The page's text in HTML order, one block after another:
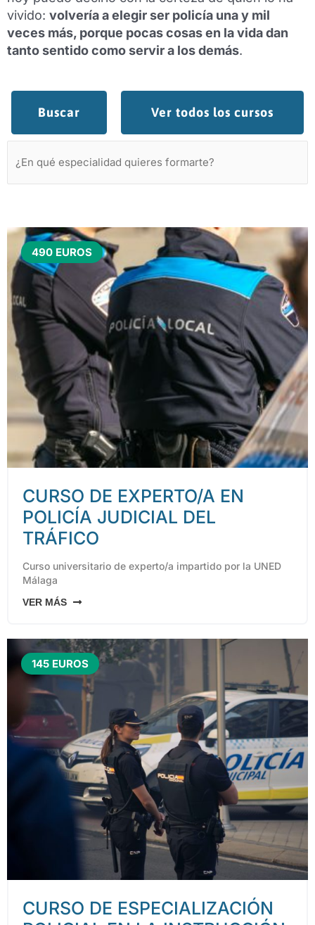
vivido: volvería a elegir ser policía una y mil
veces más, porque pocas cosas en la vida dan
tanto sentido como servir a los demás.
Buscar Ver todos los cursos
490 EUROS
CURSO DE EXPERTO/A EN
POLICÍA JUDICIAL DEL
TRÁFICO
Curso universitario de experto/a impartido por la UNED
Málaga
VER MÁS
145 EUROS
CURSO DE ESPECIALIZACIÓN